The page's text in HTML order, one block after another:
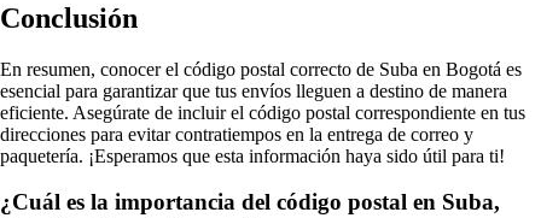
Conclusión
En resumen, conocer el código postal correcto de Suba en Bogotá es
esencial para garantizar que tus envíos lleguen a destino de manera
eficiente. Asegúrate de incluir el código postal correspondiente en tus
direcciones para evitar contratiempos en la entrega de correo y
paquetería. ¡Esperamos que esta información haya sido útil para ti!
¿Cuál es la importancia del código postal en Suba,